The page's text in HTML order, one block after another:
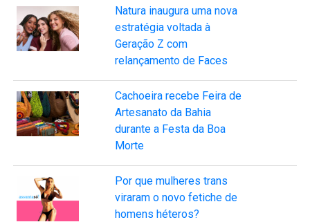
Natura inaugura uma nova
estratégia voltada à
Geração Z com
relançamento de Faces
Cachoeira recebe Feira de
Artesanato da Bahia
durante a Festa da Boa
Morte
Por que mulheres trans
viraram o novo fetiche de
homens héteros?